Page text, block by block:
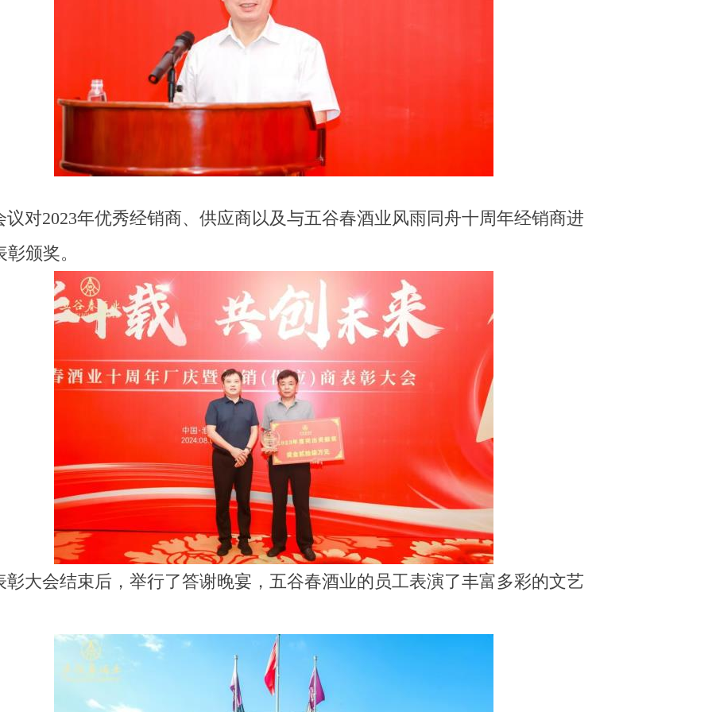
议对2023年优秀经销商、供应商以及与五谷春酒业风雨同舟十周年经销商进
彰颁奖。
彰大会结束后， 举行了答谢晚宴 ， 五谷春酒业的员工表演了丰富多彩的文艺